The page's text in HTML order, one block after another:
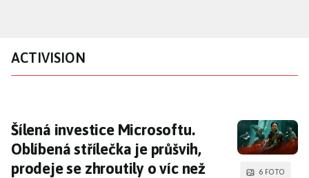
obsahu
ACTIVISION
Šílená investice Microsoftu. Oblíbená
Šílená investice Microsoftu.
Oblíbená střílečka je průšvih,
prodeje se zhroutily o víc než
6 FOTO